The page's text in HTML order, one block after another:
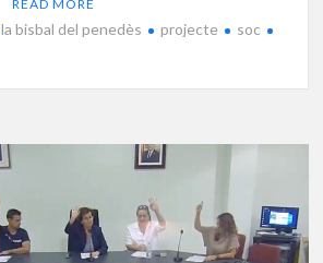
READ MORE
la bisbal del penedès projecte
soc